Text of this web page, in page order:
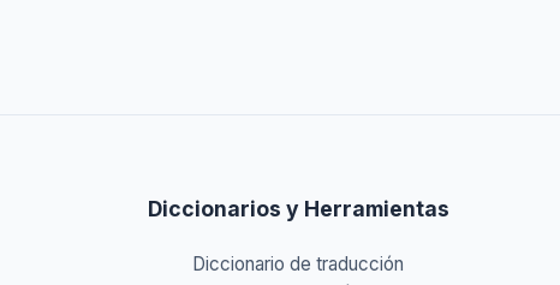
Diccionarios y Herramientas
Diccionario de traducción